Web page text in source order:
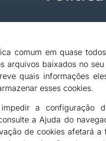
comum em quase
arquivos baixados no
quais informações
esses cookies.
a configuração
a Ajuda do
de cookies afetará